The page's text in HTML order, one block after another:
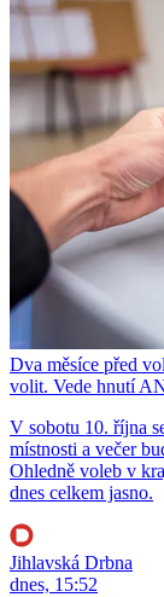
Dva měsíce před
volit. Vede hnutí
V sobotu 10. října
místnosti a večer
Ohledně voleb v
dnes celkem jasno.
Jihlavská Drbna
dnes, 15:52